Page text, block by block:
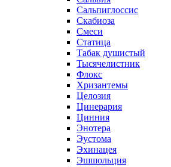
Сальпиглоссис
Скабиоза
Смеси
Статица
Табак душистый
Тысячелистник
Флокс
Хризантемы
Целозия
Цинерария
Цинния
Энотера
Эустома
Эхинацея
Эшшольция